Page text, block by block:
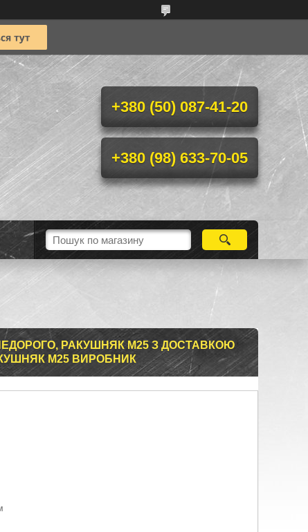
+380 (50) 087-41-20
+380 (98) 633-70-05
РАКУШНЯК М25 З ДОСТАВКОЮ
М25 ВИРОБНИК